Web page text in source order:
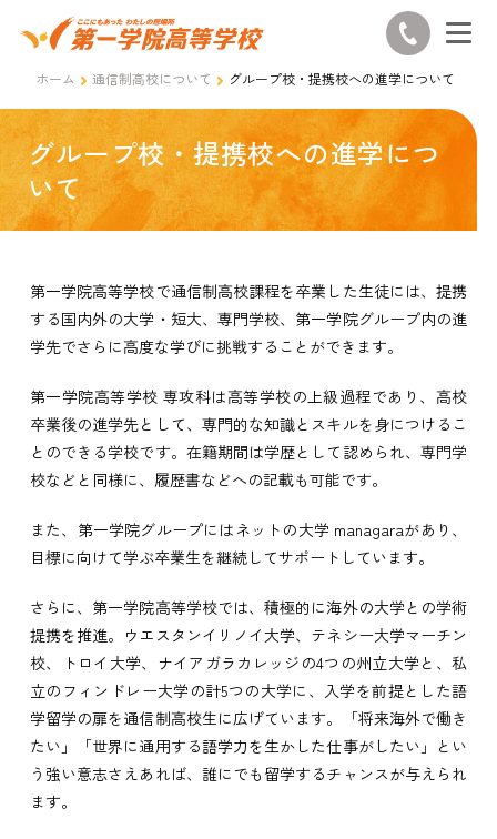
ホーム 通信制高校について グループ校・提携校への進学について
グループ校・提携校への進学につ
いて
第一学院高等学校で通信制高校課程を卒業した生徒には、提携
する国内外の大学・短大、専門学校、第一学院グループ内の進
学先でさらに高度な学びに挑戦することができます。
第一学院高等学校 専攻科は高等学校の上級過程であり、高校
卒業後の進学先として、専門的な知識とスキルを身につけるこ
とのできる学校です。在籍期間は学歴として認められ、専門学
校などと同様に、履歴書などへの記載も可能です。
また、第一学院グループにはネットの大学 managaraがあり、
目標に向けて学ぶ卒業生を継続してサポートしています。
さらに、第一学院高等学校では、積極的に海外の大学との学術
提携を推進。ウエスタンイリノイ大学、テネシー大学マーチン
校、トロイ大学、ナイアガラカレッジの4つの州立大学と、私
立のフィンドレー大学の計5つの大学に、入学を前提とした語
学留学の扉を通信制高校生に広げています。「将来海外で働き
たい」「世界に通用する語学力を生かした仕事がしたい」とい
う強い意志さえあれば、誰にでも留学するチャンスが与えられ
ます。